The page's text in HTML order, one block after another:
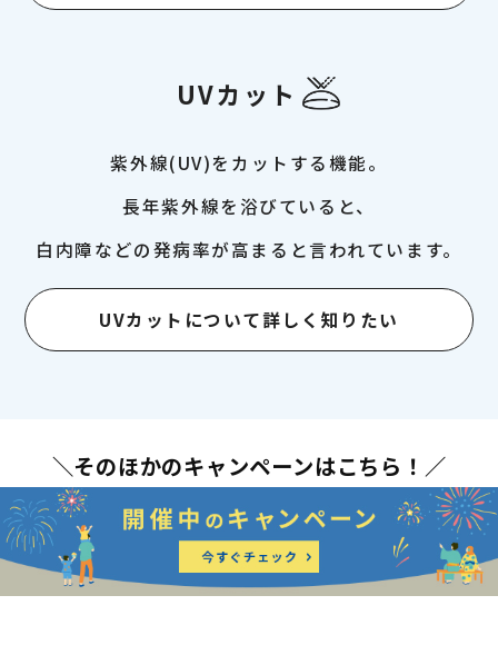
UVカット
紫外線(UV)をカットする機能。
長年紫外線を浴びていると、
白内障などの発病率が高まると言われています。
UVカットについて詳しく知りたい
＼そのほかのキャンペーンはこちら！／